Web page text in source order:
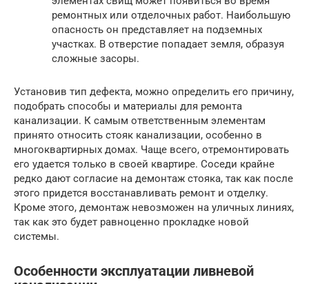
ремонтных или отделочных работ. Наибольшую
опасность он представляет на подземных
участках. В отверстие попадает земля, образуя
сложные засоры.
Установив тип дефекта, можно определить его причину,
подобрать способы и материалы для ремонта
канализации. К самым ответственным элементам
принято относить стояк канализации, особенно в
многоквартирных домах. Чаще всего, отремонтировать
его удается только в своей квартире. Соседи крайне
редко дают согласие на демонтаж стояка, так как после
этого придется восстанавливать ремонт и отделку.
Кроме этого, демонтаж невозможен на уличных линиях,
так как это будет равноценно прокладке новой
системы.
Особенности эксплуатации ливневой